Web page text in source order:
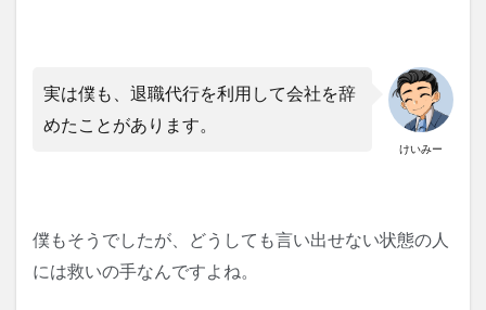
けいみー
実は僕も、退職代行を利用して会社を辞
めたことがあります。
僕もそうでしたが、どうしても言い出せない状態の人
には救いの手なんですよね。